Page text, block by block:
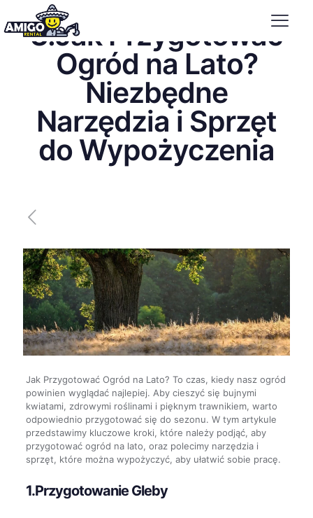
3.Jak Przygotować
Ogród na Lato?
Niezbędne
Narzędzia i Sprzęt
do Wypożyczenia
Jak Przygotować Ogród na Lato? To czas, kiedy nasz ogród
powinien wyglądać najlepiej. Aby cieszyć się bujnymi
kwiatami, zdrowymi roślinami i pięknym trawnikiem, warto
odpowiednio przygotować się do sezonu. W tym artykule
przedstawimy kluczowe kroki, które należy podjąć, aby
przygotować ogród na lato, oraz polecimy narzędzia i
sprzęt, które można wypożyczyć, aby ułatwić sobie pracę.
1.Przygotowanie Gleby